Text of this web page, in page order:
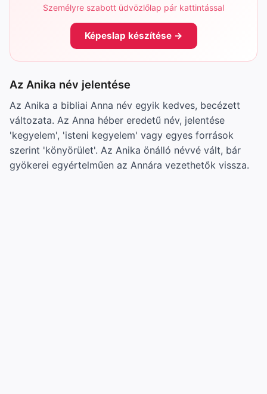
Személyre szabott üdvözlőlap pár kattintással
Képeslap készítése →
Az Anika név jelentése
Az Anika a bibliai Anna név egyik kedves, becézett
változata. Az Anna héber eredetű név, jelentése
'kegyelem', 'isteni kegyelem' vagy egyes források
szerint 'könyörület'. Az Anika önálló névvé vált, bár
gyökerei egyértelműen az Annára vezethetők vissza.